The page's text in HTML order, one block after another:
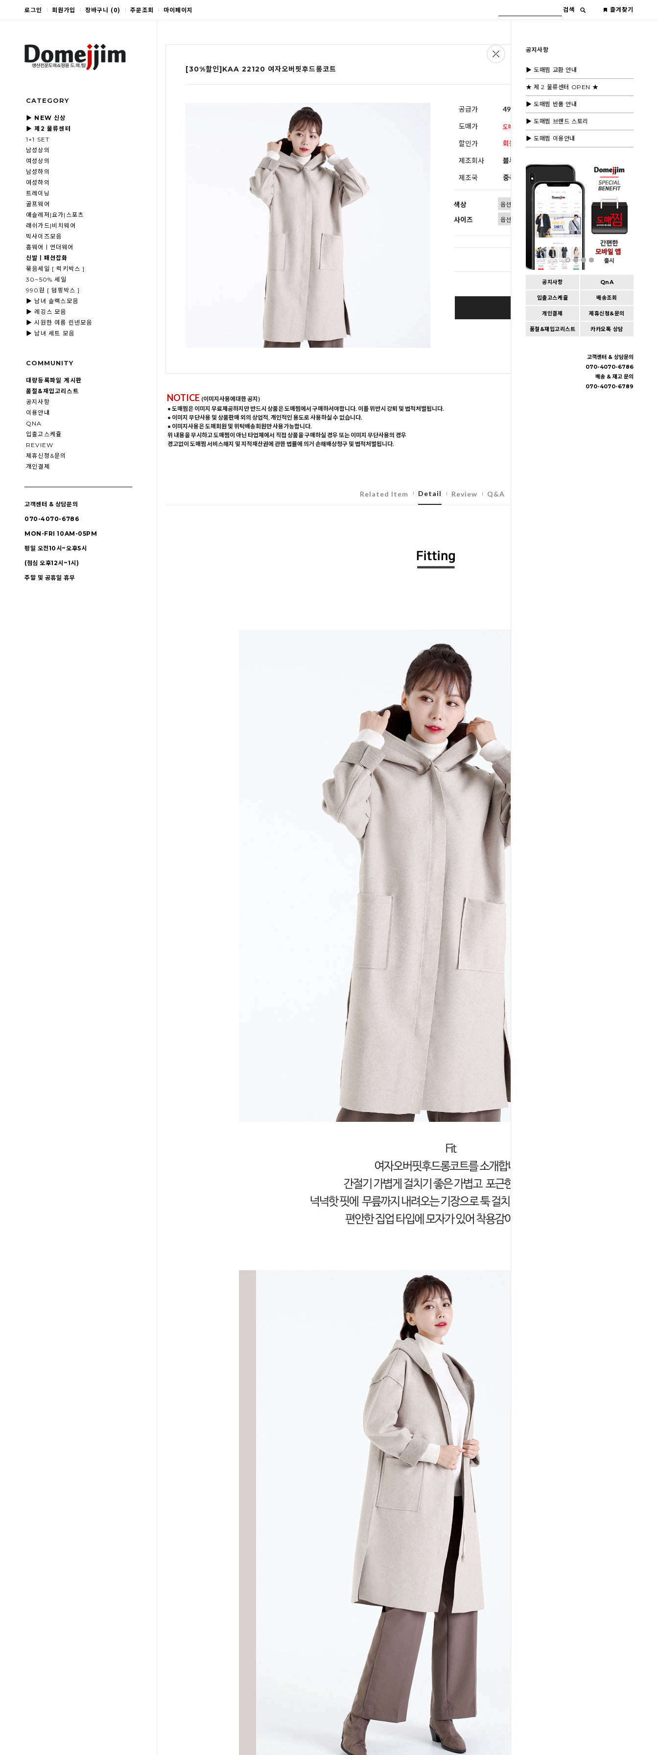
로그인 회원가입 장바구니 (0) 주문조회 마이페이지 검색 즐겨찾기
CATEGORY
▶ NEW 신상
▶ 제2 물류센터
1+1 SET
남성상의
여성상의
남성하의
여성하의
트레이닝
골프웨어
애슬레저|요가|스포츠
래쉬가드|비치웨어
빅사이즈모음
홈웨어ㅣ언더웨어
신발ㅣ패션잡화
묶음세일 [ 럭키박스 ]
30~50% 세일
990원 [ 덤핑박스 ]
▶ 남녀 슬랙스모음
▶ 레깅스 모음
▶ 시원한 여름 린넨모음
▶ 남녀 세트 모음
COMMUNITY
대량등록파일 게시판
품절&재입고리스트
공지사항
이용안내
QNA
입출고스케쥴
REVIEW
제휴신청&문의
개인결제
고객센터 & 상담문의
070-4070-6786
MON-FRI 10AM-05PM
평일 오전10시~오후5시
(점심 오후12시~1시)
주말 및 공휴일 휴무
공지사항
▶ 도매찜 교환 안내
★ 제 2 물류센터 OPEN ★
▶ 도매찜 반품 안내
▶ 도매찜 브랜드 스토리
▶ 도매찜 이용안내
공지사항 QnA
입출고스케쥴 배송조회
개인결제 제휴신청&문의
품절&재입고리스트 카카오톡 상담
고객센터 & 상담문의
070-4070-6786
배송 & 재고 문의
070-4070-6789
[30%할인]KAA 22120 여자오버핏후드롱코트
공급가 49,000원(부가세별도)
도매가
할인가 회원공개
제조회사 블루모드수입
제조국 중국
색상
사이즈
Wishlist
NOTICE (이미지사용에대한 공지)
• 도매찜은 이미지 무료제공하지만 반드시 상품은 도매찜에서 구매하셔야합니다. 이를 위반시 강퇴 및 법적처벌됩니다.
• 이미지 무단사용 및 상품판매 외의 상업적, 개인적인 용도로 사용하실 수 없습니다.
• 이미지사용은 도매회원 및 위탁배송회원만 사용가능합니다.
위 내용을 무시하고 도매찜이 아닌 타업체에서 직접 상품을 구매하실 경우 또는 이미지 무단사용의 경우
경고없이 도매찜 서비스해지 및 지적재산권에 관한 법률에 의거 손해배상청구 및 법적처벌됩니다.
Related Item Detail Review Q&A